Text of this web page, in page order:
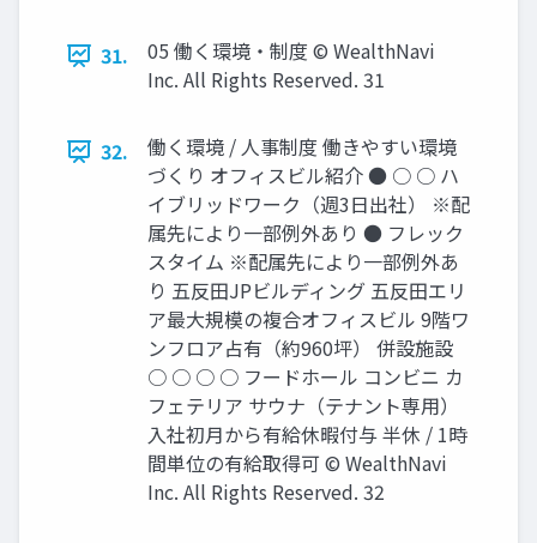
31.
05 働く環境‧制度 © WealthNavi
Inc. All Rights Reserved. 31
32.
働く環境 / ⼈事制度 働きやすい環境
づくり オフィスビル紹介 ● ○ ○ ハ
イブリッドワーク（週3⽇出社） ※配
属先により⼀部例外あり ● フレック
スタイム ※配属先により⼀部例外あ
り 五反⽥JPビルディング 五反⽥エリ
ア最⼤規模の複合オフィスビル 9階ワ
ンフロア占有（約960坪） 併設施設
○ ○ ○ ○ フードホール コンビニ カ
フェテリア サウナ（テナント専⽤）
⼊社初⽉から有給休暇付与 半休 / 1時
間単位の有給取得可 © WealthNavi
Inc. All Rights Reserved. 32